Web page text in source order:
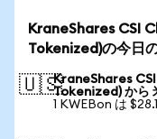
KraneShares CSI
Tokenized)の今日
🇺🇸KraneShares
Tokenized) から
1 KWEBon は